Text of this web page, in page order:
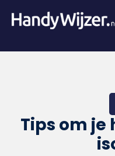
Tips om je